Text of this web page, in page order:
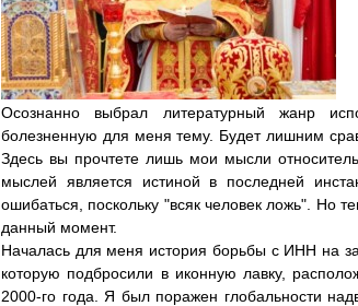
Осознанно выбрал литературный жанр
болезненную для меня тему. Будет лишним
Здесь вы прочтете лишь мои мысли
мыслей является истиной в последней
ошибаться, поскольку "всяк человек ложь". Но
данный момент.
Началась для меня история борьбы с ИНН на
которую подбросили в иконную лавку,
2000-го года. Я был поражен глобальности